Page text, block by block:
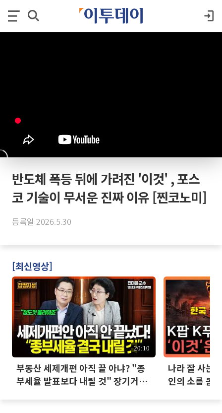
반도체 폭등 뒤에 가려진 '이것' , 포스
코 기술이 무서운 진짜 이유 [찐코노미]
등록일 2026.5.30
[최신영상]
20:10
부동산 세제개편 아직 끝 아냐? "종
부세율 발표보다 내릴 것" 장기거주
나라 잘 사는
인의 소름 돋